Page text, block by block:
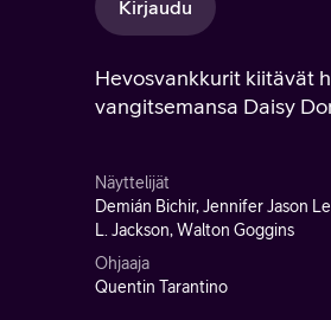
Kirjaudu
Hevosvankkurit kiitävät
vangitsemansa Daisy
Näyttelijät
Demián Bichir, Jennifer Jason
L. Jackson, Walton Goggins
Ohjaaja
Quentin Tarantino